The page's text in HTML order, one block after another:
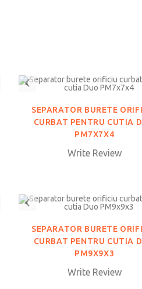
SEPARATOR BURETE
CURBAT PENTRU CUTIA
PM7X7X4
Write Review
SEPARATOR BURETE
CURBAT PENTRU CUTIA
PM9X9X3
Write Review